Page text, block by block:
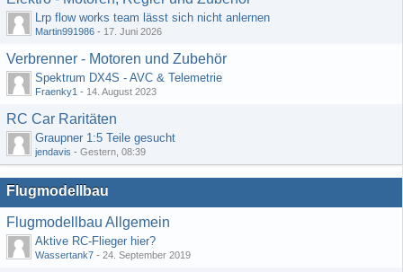
Lrp flow works team lässt sich nicht anlernen
Martin991986 - 17. Juni 2026
Verbrenner - Motoren und Zubehör
Spektrum DX4S - AVC & Telemetrie
Fraenky1 - 14. August 2023
RC Car Raritäten
Graupner 1:5 Teile gesucht
jendavis - Gestern, 08:39
Flugmodellbau
Flugmodellbau Allgemein
Aktive RC-Flieger hier?
Wassertank7 - 24. September 2019